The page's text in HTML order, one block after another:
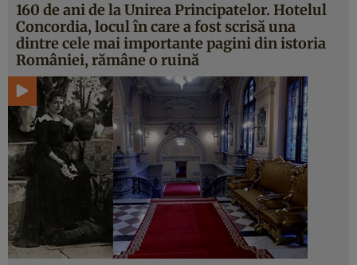
160 de ani de la Unirea Principatelor. Hotelul
Concordia, locul în care a fost scrisă una
dintre cele mai importante pagini din istoria
României, rămâne o ruină